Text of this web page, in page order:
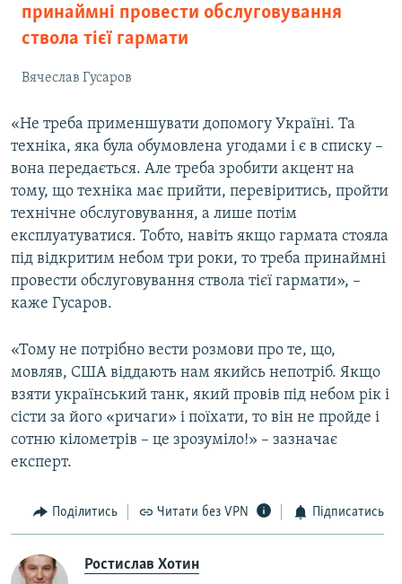
принаймні провести обслуговування
ствола тієї гармати
Вячеслав Гусаров
«Не треба применшувати допомогу Україні. Та
техніка, яка була обумовлена угодами і є в списку –
вона передається. Але треба зробити акцент на
тому, що техніка має прийти, перевіритись, пройти
технічне обслуговування, а лише потім
експлуатуватися. Тобто, навіть якщо гармата стояла
під відкритим небом три роки, то треба принаймні
провести обслуговування ствола тієї гармати», –
каже Гусаров.
«Тому не потрібно вести розмови про те, що,
мовляв, США віддають нам якийсь непотріб. Якщо
взяти український танк, який провів під небом рік і
сісти за його «ричаги» і поїхати, то він не пройде і
сотню кілометрів – це зрозуміло!» – зазначає
експерт.
Поділитись Читати без VPN Підписатись
Ростислав Хотин